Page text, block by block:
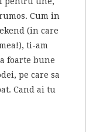
Cum in
(in care
ti-am
foarte bune
pe care sa
Cand ai tu